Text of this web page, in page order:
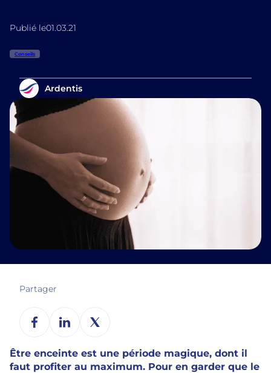
Publié le01.03.21
Conseils
Ardentis
Partager
Être enceinte est une période magique, dont il
faut profiter au maximum. Pour en garder que le